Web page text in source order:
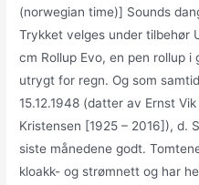
(norwegian time)] Sounds
Trykket velges under tilbehør
cm Rollup Evo, en pen rollup
utrygt for regn. Og som
15.12.1948 (datter av Ernst
Kristensen [1925 – 2016]), d.
siste månedene godt.
kloakk- og strømnett og har